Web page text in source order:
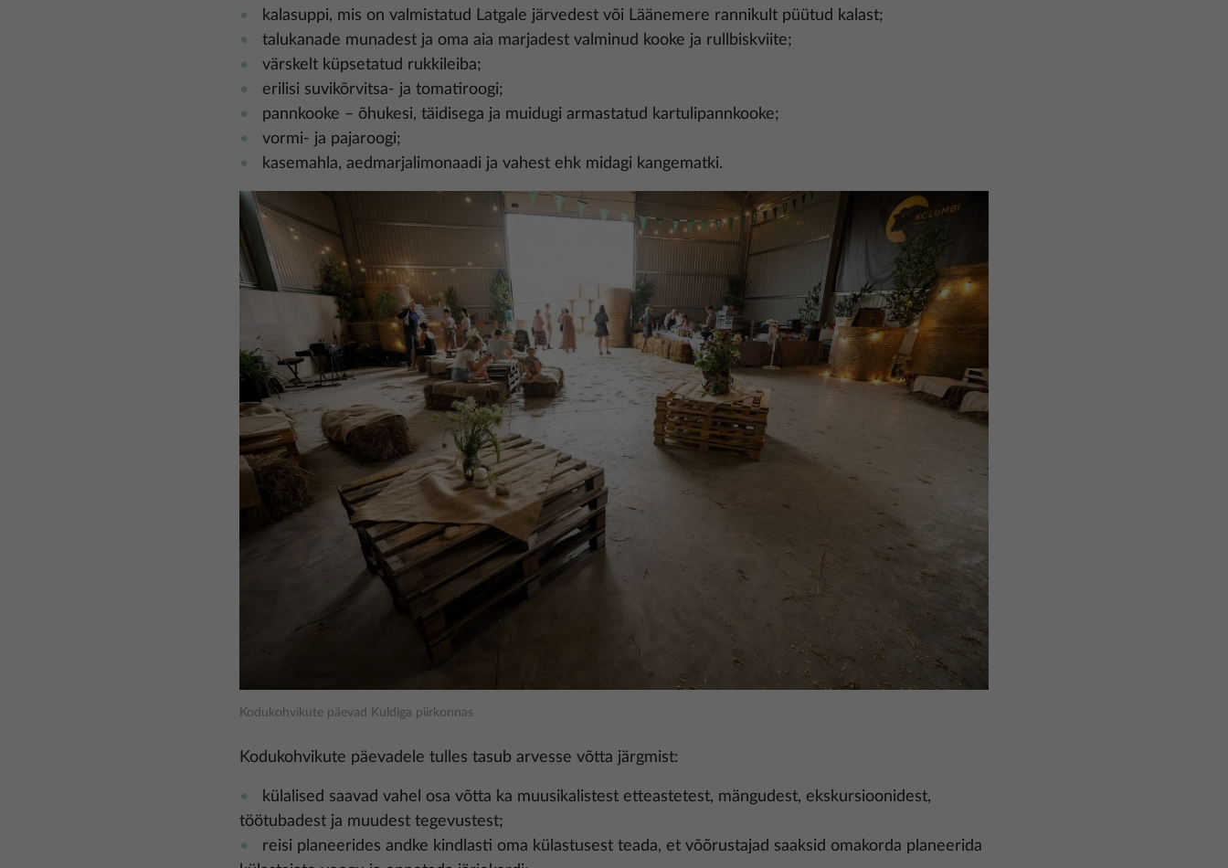
kalasuppi, mis on valmistatud Latgale järvedest või Läänemere rannikult püütud kalast;
talukanade munadest ja oma aia marjadest valminud kooke ja rullbiskviite;
värskelt küpsetatud rukkileiba;
erilisi suvikõrvitsa- ja tomatiroogi;
pannkooke – õhukesi, täidisega ja muidugi armastatud kartulipannkooke;
vormi- ja pajaroogi;
kasemahla, aedmarjalimonaadi ja vahest ehk midagi kangematki.
Pilt
Kodukohvikute päevad Kuldīga piirkonnas
Kodukohvikute päevadele tulles tasub arvesse võtta järgmist:
külalised saavad vahel osa võtta ka muusikalistest etteastetest, mängudest, ekskursioonidest,
töötubadest ja muudest tegevustest;
reisi planeerides andke kindlasti oma külastusest teada, et võõrustajad saaksid omakorda planeerida